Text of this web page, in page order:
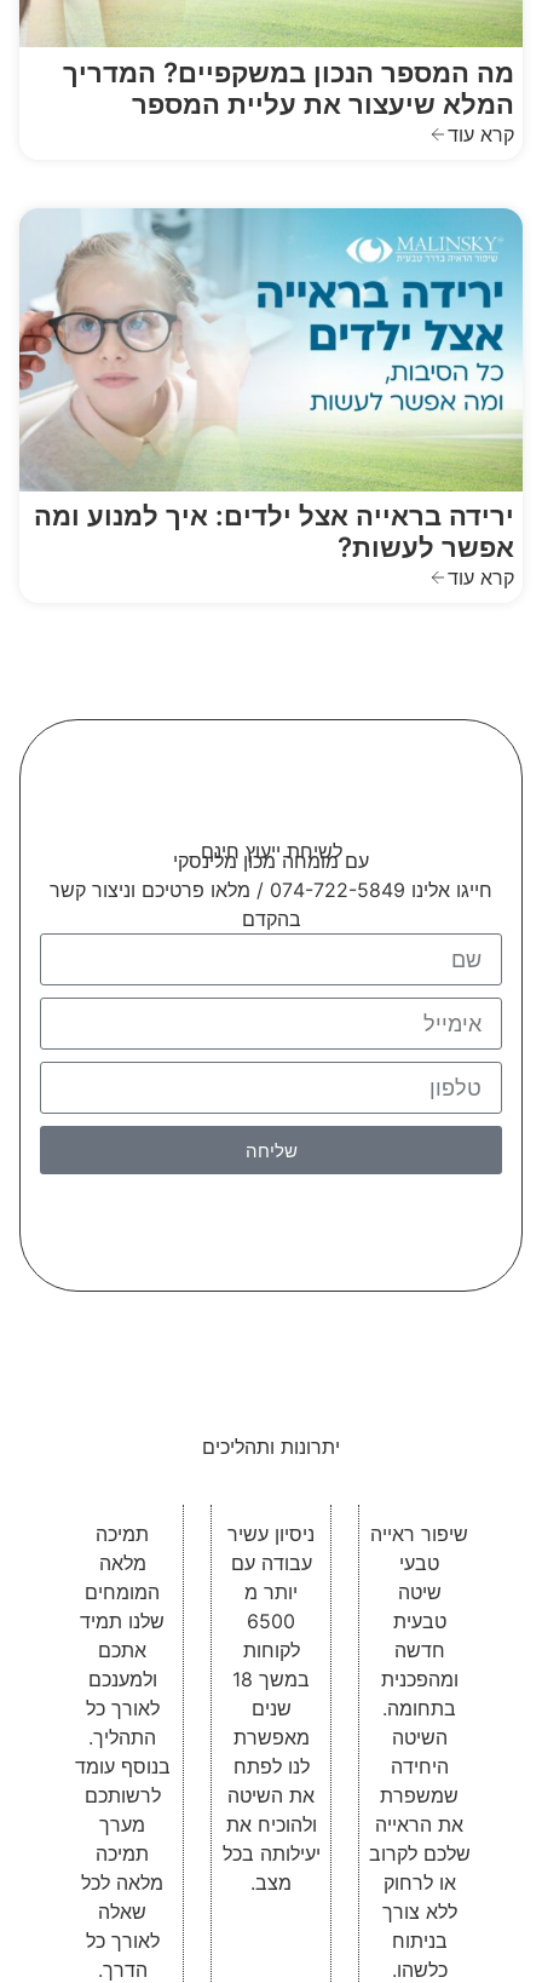
מה המספר הנכון במשקפיים? המדריך
המלא שיעצור את עליית המספר
קרא עוד
ירידה בראייה אצל ילדים: איך למנוע ומה
אפשר לעשות?
קרא עוד
לשיחת ייעוץ חינם
עם מומחה מכון מלינסקי
חייגו אלינו 074-722-5849 / מלאו פרטיכם וניצור קשר
בהקדם
שליחה
יתרונות ותהליכים
שיפור ראייה
טבעי
שיטה
טבעית
חדשה
ומהפכנית
בתחומה.
השיטה
היחידה
שמשפרת
את הראייה
שלכם לקרוב
או לרחוק
ללא צורך
בניתוח
כלשהו.
ניסיון עשיר
עבודה עם
יותר מ
6500
לקוחות
במשך 18
שנים
מאפשרת
לנו לפתח
את השיטה
ולהוכיח את
יעילותה בכל
מצב.
תמיכה
מלאה
המומחים
שלנו תמיד
אתכם
ולמענכם
לאורך כל
התהליך.
בנוסף עומד
לרשותכם
מערך
תמיכה
מלאה לכל
שאלה
לאורך כל
הדרך.